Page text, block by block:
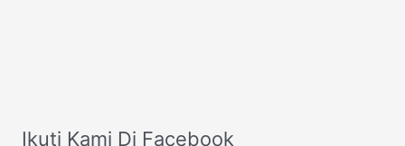
Ikuti Kami Di Facebook